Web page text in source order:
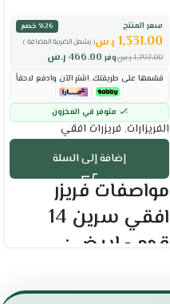
سعر المنتج
٪26 خصم
( يشمل الضريبة المضافة )
1,331.00 ر.س
وفر 466.00 ر.س 1,797.00 ر.س
قسّمها على طريقتك. اشترِ الآن وادفع لاحقاً
متوفر في المخزون
الفريزارات, فريزرات افقي
إضافة إلى السلة
مواصفات فريزر
افقي سرين 14
قدم - ابيض :
الحجم الفعلي : 14 قدم